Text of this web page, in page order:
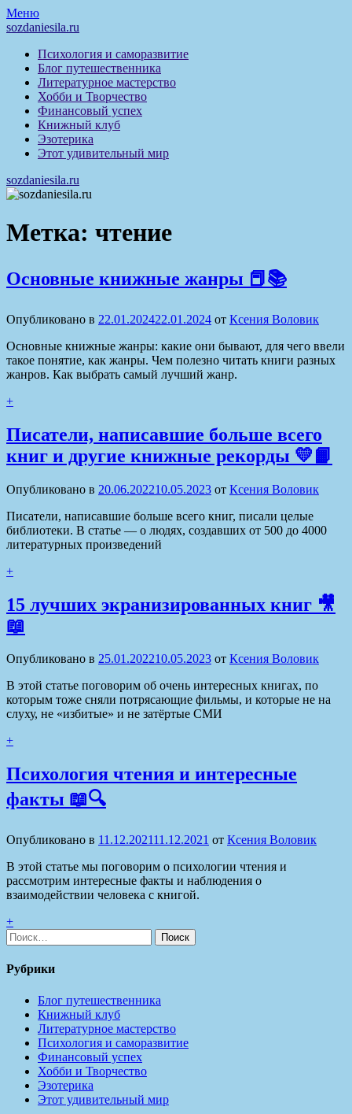
Перейти
к
Меню
sozdaniesila.ru
Психология и саморазвитие
Блог путешественника
Литературное мастерство
Хобби и Творчество
Финансовый успех
Книжный клуб
Эзотерика
Этот удивительный мир
sozdaniesila.ru
Метка: чтение
Основные книжные жанры 📕📚
Опубликовано в 22.01.202422.01.2024 от Ксения Воловик
Основные книжные жанры: какие они бывают, для чего ввели
такое понятие, как жанры. Чем полезно читать книги разных
жанров. Как выбрать самый лучший жанр.
+
Писатели, написавшие больше всего
книг и другие книжные рекорды 💛📙
Опубликовано в 20.06.202210.05.2023 от Ксения Воловик
Писатели, написавшие больше всего книг, писали целые
библиотеки. В статье — о людях, создавших от 500 до 4000
литературных произведений
+
15 лучших экранизированных книг 🎥
📖
Опубликовано в 25.01.202210.05.2023 от Ксения Воловик
В этой статье поговорим об очень интересных книгах, по
которым тоже сняли потрясающие фильмы, и которые не на
слуху, не «избитые» и не затёртые СМИ
+
Психология чтения и интересные
факты 📖🔍
Опубликовано в 11.12.202111.12.2021 от Ксения Воловик
В этой статье мы поговорим о психологии чтения и
рассмотрим интересные факты и наблюдения о
взаимодействии человека с книгой.
+
Найти:
Рубрики
Блог путешественника
Книжный клуб
Литературное мастерство
Психология и саморазвитие
Финансовый успех
Хобби и Творчество
Эзотерика
Этот удивительный мир